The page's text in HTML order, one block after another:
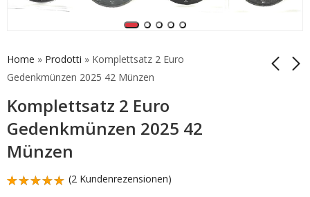
Home » Prodotti » Komplettsatz 2 Euro
Gedenkmünzen 2025 42 Münzen
Komplettsatz 2 Euro
Gedenkmünzen 2025 42
Münzen
Gedenkmünzen 2025
27 Münzen
(2 Kundenrezensionen)